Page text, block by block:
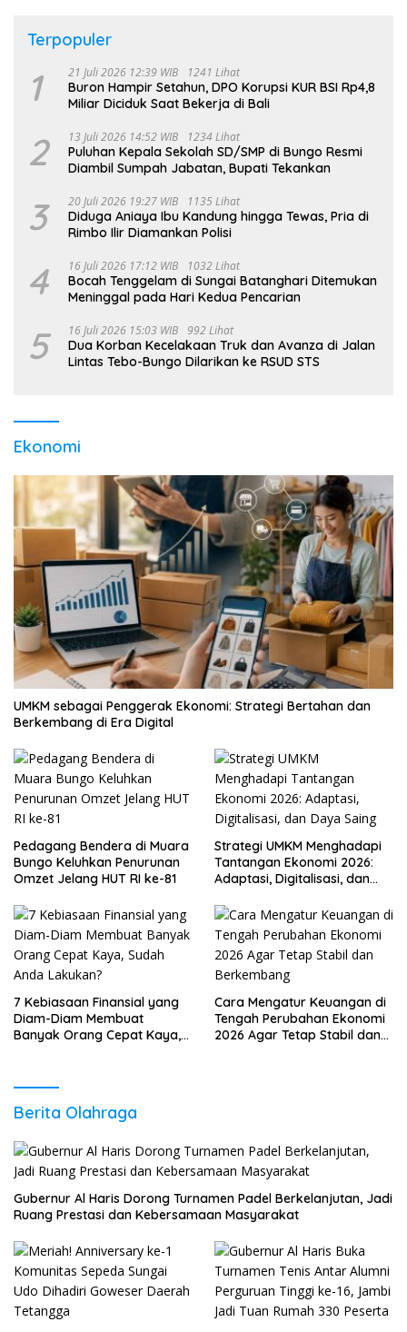
Terpopuler
1 21 Juli 2026 12:39 WIB 1241 Lihat
Buron Hampir Setahun, DPO Korupsi KUR BSI Rp4,8
Miliar Diciduk Saat Bekerja di Bali
2 13 Juli 2026 14:52 WIB 1234 Lihat
Puluhan Kepala Sekolah SD/SMP di Bungo Resmi
Diambil Sumpah Jabatan, Bupati Tekankan
3 20 Juli 2026 19:27 WIB 1135 Lihat
Diduga Aniaya Ibu Kandung hingga Tewas, Pria di
Rimbo Ilir Diamankan Polisi
4 16 Juli 2026 17:12 WIB 1032 Lihat
Bocah Tenggelam di Sungai Batanghari Ditemukan
Meninggal pada Hari Kedua Pencarian
5 16 Juli 2026 15:03 WIB 992 Lihat
Dua Korban Kecelakaan Truk dan Avanza di Jalan
Lintas Tebo-Bungo Dilarikan ke RSUD STS
Ekonomi
UMKM sebagai Penggerak Ekonomi: Strategi Bertahan dan
Berkembang di Era Digital
Pedagang Bendera di Muara
Bungo Keluhkan Penurunan
Omzet Jelang HUT RI ke-81
Strategi UMKM Menghadapi
Tantangan Ekonomi 2026:
Adaptasi, Digitalisasi, dan
7 Kebiasaan Finansial yang
Diam-Diam Membuat
Banyak Orang Cepat Kaya,
Cara Mengatur Keuangan di
Tengah Perubahan Ekonomi
2026 Agar Tetap Stabil dan
Berita Olahraga
Gubernur Al Haris Dorong Turnamen Padel Berkelanjutan, Jadi
Ruang Prestasi dan Kebersamaan Masyarakat